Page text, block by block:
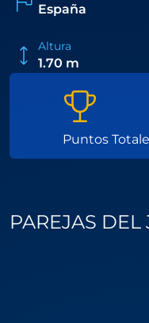
España
Altura
1.70 m
Puntos
PAREJAS